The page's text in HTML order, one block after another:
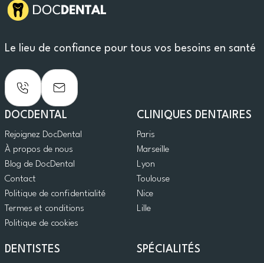
Le lieu de confiance pour tous vos besoins en santé
DOCDENTAL
Rejoignez DocDental
À propos de nous
Blog de DocDental
Contact
Politique de confidentialité
Termes et conditions
Politique de cookies
CLINIQUES DENTAIRES
Paris
Marseille
Lyon
Toulouse
Nice
Lille
DENTISTES SPÉCIALITÉS